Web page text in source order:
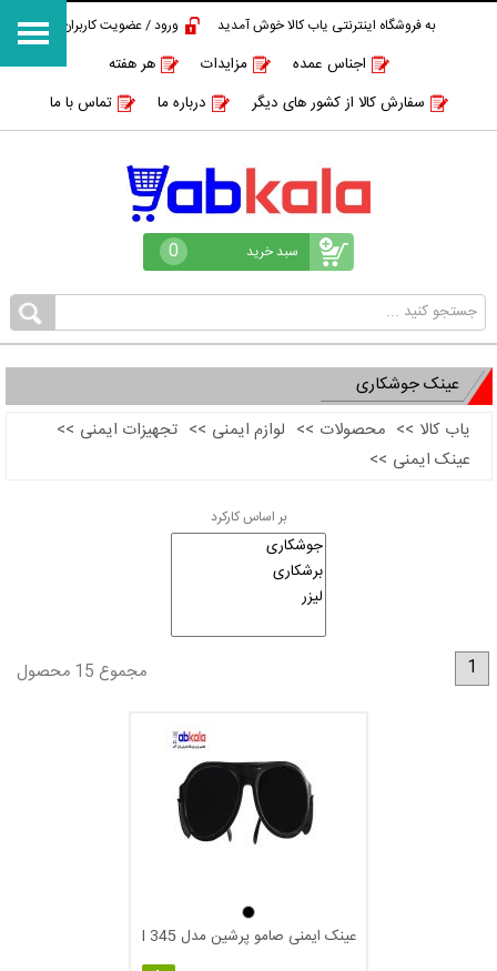
به فروشگاه اینترنتی یاب کالا خوش آمدید ورود / عضویت کاربران
اجناس عمده مزایدات
هر هفته
سفارش کالا از کشور های دیگر
درباره ما تماس با ما
سبد خرید 0
عینک جوشکاری
یاب کالا >> محصولات >> لوازم ایمنی >> تجهیزات ایمنی >>
عینک ایمنی >>
بر اساس کارکرد
1 مجموع 15 محصول
عینک ایمنی صامو پرشین مدل I 345